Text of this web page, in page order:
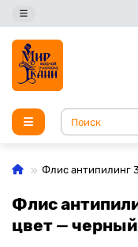
Флис антипилинг
Флис
цвет — черный